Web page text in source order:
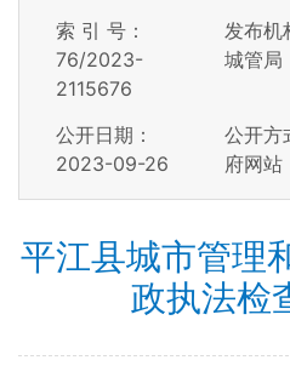
索 引 号：
76/2023-
2115676
发布机
城管局
公开日期：
2023-09-26
公开方
府网站
平江县城市管理
政执法检